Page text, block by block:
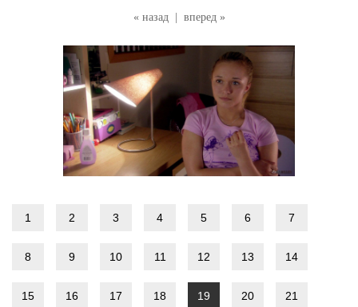
« назад
вперед »
1 2 3 4 5 6 7
8 9 10 11 12 13 14
15 16 17 18 19 20 21